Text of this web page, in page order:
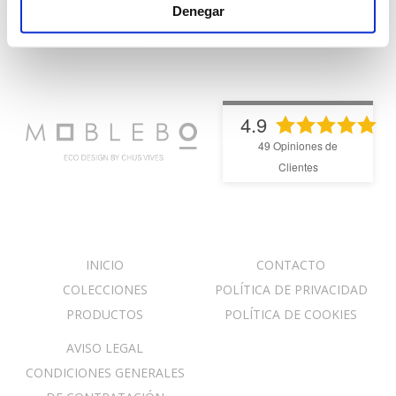
Denegar
4.9
49 Opiniones de
Clientes
INICIO
COLECCIONES
PRODUCTOS
CONTACTO
POLÍTICA DE PRIVACIDAD
POLÍTICA DE COOKIES
AVISO LEGAL
CONDICIONES GENERALES